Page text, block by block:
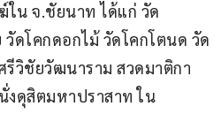
ใน จ.ชัยนาท ได้แก่ วัด
วัดโคกดอกไม้ วัดโคกโตนด วัด
วิชัยวัฒนาราม สวดมาติกา
ดุสิตมหาปราสาท ใน